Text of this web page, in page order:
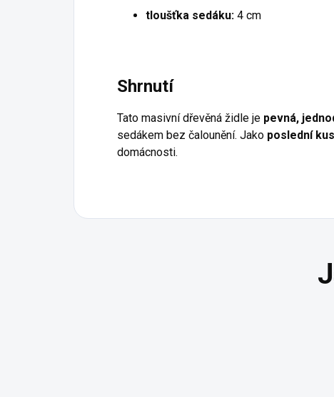
tloušťka sedáku: 4 cm
Shrnutí
Tato masivní dřevěná židle je pevná,
sedákem bez čalounění. Jako poslední kus
domácnosti.